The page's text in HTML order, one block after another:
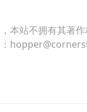
本站不拥有其著